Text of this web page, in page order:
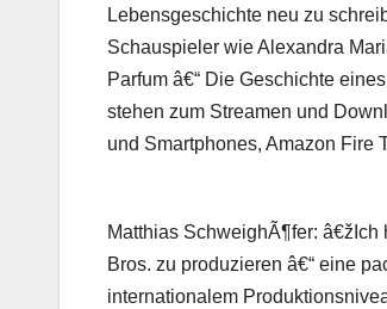
Lebensgeschichte neu zu
Schauspieler wieAlexandra
Parfum â€“ Die Geschichte
stehen zum Streamen und
und Smartphones, Amazon Fire
Matthias SchweighÃ¶fer:
Bros. zu produzieren â€“ eine
internationalem